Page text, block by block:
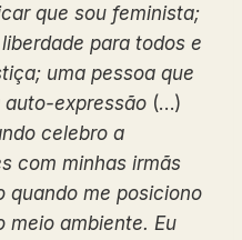
que sou feminista;
para todos e
uma pessoa que
expressão (…)
celebro a
com minhas irmãs
quando me posiciono
meio ambiente. Eu